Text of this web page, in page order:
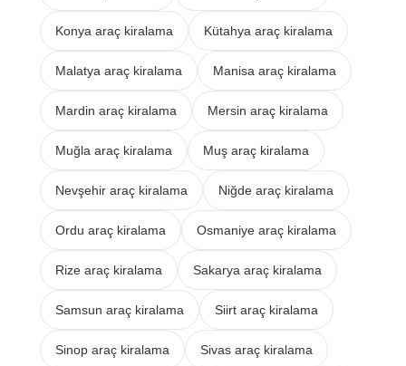
Konya araç kiralama Kütahya araç kiralama
Malatya araç kiralama Manisa araç kiralama
Mardin araç kiralama Mersin araç kiralama
Muğla araç kiralama Muş araç kiralama
Nevşehir araç kiralama Niğde araç kiralama
Ordu araç kiralama Osmaniye araç kiralama
Rize araç kiralama Sakarya araç kiralama
Samsun araç kiralama Siirt araç kiralama
Sinop araç kiralama Sivas araç kiralama